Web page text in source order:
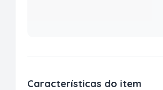
Características do item